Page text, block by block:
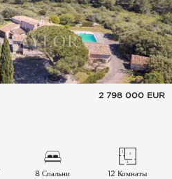
2 798 000 EUR
8 Спальни 12 Комнаты